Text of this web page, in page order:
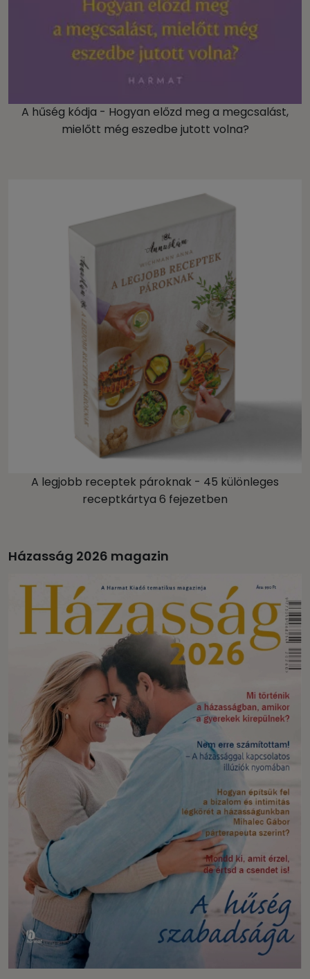
A hűség kódja - Hogyan előzd meg a megcsalást,
mielőtt még eszedbe jutott volna?
A legjobb receptek pároknak - 45 különleges
receptkártya 6 fejezetben
Házasság 2026 magazin